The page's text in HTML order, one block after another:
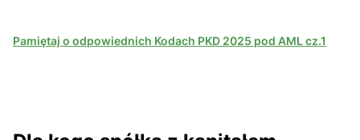
Pamiętaj o odpowiednich Kodach PKD 2025 pod AML cz.1